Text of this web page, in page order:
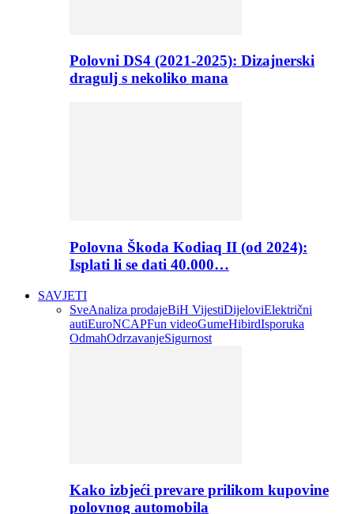
Polovni DS4 (2021-2025): Dizajnerski
dragulj s nekoliko mana
Polovna Škoda Kodiaq II (od 2024):
Isplati li se dati 40.000…
SAVJETI
SveAnaliza prodajeBiH VijestiDijeloviElektrični
autiEuroNCAPFun videoGumeHibirdIsporuka
OdmahOdrzavanjeSigurnost
Kako izbjeći prevare prilikom kupovine
polovnog automobila